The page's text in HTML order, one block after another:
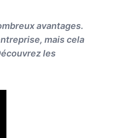
avantages.
mais cela
les